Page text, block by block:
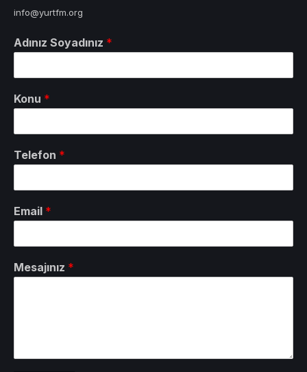
info@yurtfm.org
Adınız Soyadınız *
Konu *
Telefon *
Email *
Mesajınız *